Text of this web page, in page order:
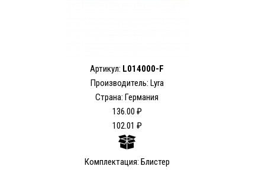
Артикул: L014000-F
Производитель: Lyra
Страна: Германия
136.00 ₽
102.01 ₽
Комплектация: Блистер